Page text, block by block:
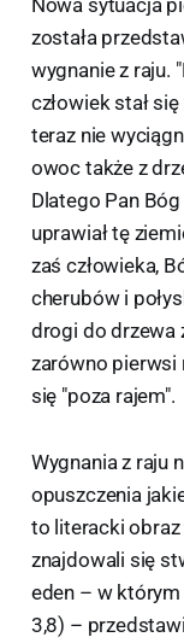
została
wygnanie z raju.
człowiek stał
teraz nie
owoc także z
Dlatego Pan
uprawiał tę
zaś człowieka,
cherubów i
drogi do drzewa
zarówno pierwsi
się "poza rajem".
Wygnania z raju
opuszczenia
to literacki
znajdowali się
eden – w którym
3,8) –